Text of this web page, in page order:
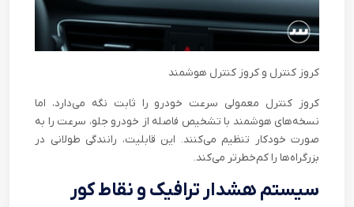
کروز کنترل و کروز کنترل هوشمند
کروز کنترل معمولی سرعت خودرو را ثابت نگه می‌دارد، اما
نسخه‌های هوشمند با تشخیص فاصله از خودرو جلو، سرعت را به
صورت خودکار تنظیم می‌کنند. این قابلیت، رانندگی طولانی در
بزرگراه‌ها را کم‌خطرتر می‌کند.
سیستم هشدار ترافیک و نقاط کور